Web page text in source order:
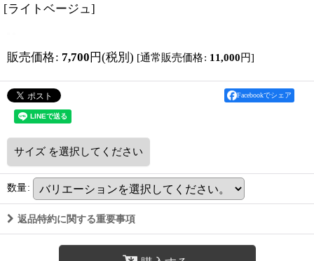
[ライトベージュ ]
販売価格: 7,700 円(税別) [通常販売価格: 11,000円]
Facebookでシェア
サイズ を選択してください
数量:
返品特約に関する重要事項